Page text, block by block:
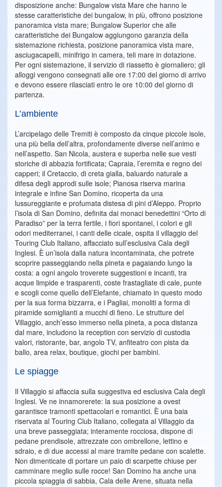
disposizione anche: Bungalow vista Mare che hanno le
stesse caratteristiche dei bungalow, in più, offrono posizione
panoramica vista mare; Bungalow Superior che alle
caratteristiche dei Bungalow aggiungono garanzia della
sistemazione richiesta, posizione panoramica vista mare,
asciugacapelli, minifrigo in camera, teli mare in dotazione.
Per ogni sistemazione, il servizio di riassetto è giornaliero; gli
alloggi vengono consegnati alle ore 17:00 del giorno di arrivo
e devono essere rilasciati entro le ore 10:00 del giorno di
partenza.
L’ambiente
L’arcipelago delle Tremiti è composto da cinque piccole isole,
una più bella dell’altra, profondamente diverse nell’animo e
nell’aspetto. San Nicola, austera e superba nelle sue vesti
storiche di abbazia fortificata; Capraia, l’eremita e regno dei
capperi; il Cretaccio, di creta gialla, baluardo naturale a
difesa degli approdi sulle isole; Pianosa riserva marina
integrale e infine San Domino, ricoperta da una
lussureggiante e profumata distesa di pini d’Aleppo. Proprio
l’isola di San Domino, definita dai monaci benedettini “Orto di
Paradiso” per la terra fertile, i fiori spontanei, i colori e gli
odori mediterranei, i canti delle cicale, ospita il villaggio del
Touring Club Italiano, affacciato sull’esclusiva Cala degli
Inglesi. È un’isola dalla natura incontaminata, che potrete
scoprire passeggiando nella pineta e pagaiando lungo la
costa: a ogni angolo troverete suggestioni e incanti, tra
acque limpide e trasparenti, coste frastagliate di cale, punte
e scogli come quello dell’Elefante, chiamato in questo modo
per la sua forma bizzarra, e i Pagliai, monoliti a forma di
piramide somiglianti a mucchi di fieno. Le strutture del
Villaggio, anch’esso immerso nella pineta, a poca distanza
dal mare, includono la reception con servizio di custodia
valori, ristorante, bar, angolo TV, anfiteatro con pista da
ballo, area relax, boutique, giochi per bambini.
Le spiagge
Il Villaggio si affaccia sulla suggestiva ed esclusiva Cala degli
Inglesi. Ve ne innamorerete: la sua posizione a ovest
garantisce tramonti spettacolari e romantici. È una baia
riservata al Touring Club Italiano, collegata al Villaggio da
una breve passeggiata; interamente rocciosa, dispone di
pedane prendisole, attrezzate con ombrellone, lettino e
sdraio, e di due accessi al mare tramite pedane con scalette.
Non dimenticate di portare un paio di scarpette chiuse per
camminare meglio sulle rocce! San Domino ha anche una
piccola spiaggia di sabbia, Cala delle Arene, situata nella